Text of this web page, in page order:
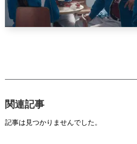
関連記事
記事は見つかりませんでした。